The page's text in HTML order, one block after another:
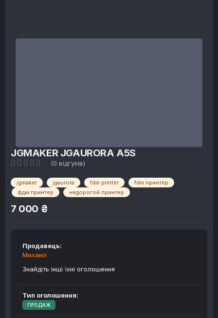
JGMAKER JGAURORA A5S
(0 відгуків)
jgmaker jgaurora fdm printer
fdm принтер
фдм принтер
недорогой принтер
7 000 ₴
Продавець:
Михаил
Знайдіть інші їхні оголошення
Тип оголошення:
ПРОДАЖ